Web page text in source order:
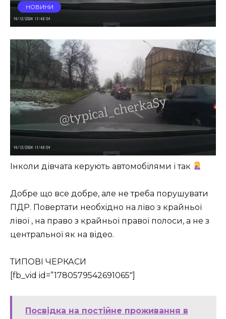
НОВИНИ
Інколи дівчата керують автомобілями і так
Добре що все добре, але не треба порушувати
ПДР. Повертати необхідно на ліво з крайньої
лівої , на право з крайньої правої полоси, а не з
центральної як на відео.
ТИПОВІ ЧЕРКАСИ
[fb_vid id=”1780579542691065″]
Посвідка на постійне проживання в